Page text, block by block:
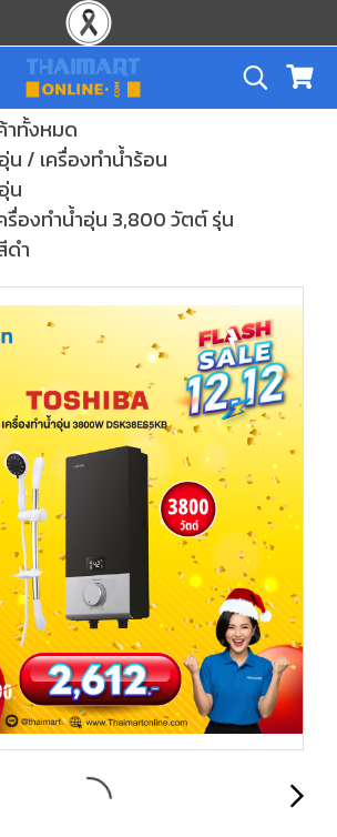
าทั้งหมด
น / เครื่องทำน้ำร้อน
น
รื่องทำน้ำอุ่น 3,800 วัตต์ รุ่น
ดำ